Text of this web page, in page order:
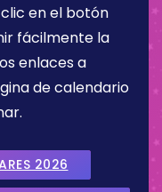
en el botón
fácilmente la
enlaces a
de calendario
2026